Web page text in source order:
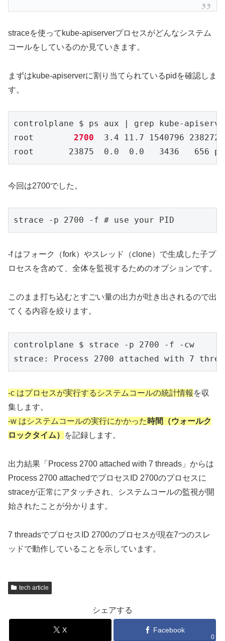
straceを使ってkube-apiserverプロセスがどんなシステム
コールをしているのか見ていきます。
まずはkube-apiserverに割り当てられているpidを確認しま
す。
controlplane $ ps aux | grep kube-
root 2700 3.4 11.7 1540796
root       23875  0.0  0.0   3436   656
今回は2700でした。
strace -p 2700 -f # use your PID
-f はフォーク（fork）やスレッド（clone）で生成した子プ
ロセスを含めて、全体を監視するためのオプションです。
このまま打ち込むとすごい量の出力が吐き出されるので出
てくる内容を絞ります。
controlplane $ strace -p 2700 -f -cw
-c はプロセスが実行するシステムコールの統計情報 を収
集します。
-w はシステムコールの実行にかかった 時間（ウォールク
ロックタイム）
を記録します。
出力結果「Process 2700 attached with 7 threads」からは
Process 2700 attachedでプロセスID 2700のプロセスに
straceが正常にアタッチされ、システムコールの監視が開
始されたことが分かります。
7 threadsでプロセスID 2700のプロセスが現在7つのスレ
ッドで動作していることを示しています。
tech article
シェアする
X Facebook
0